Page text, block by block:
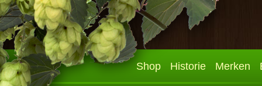
Shop Historie Merken